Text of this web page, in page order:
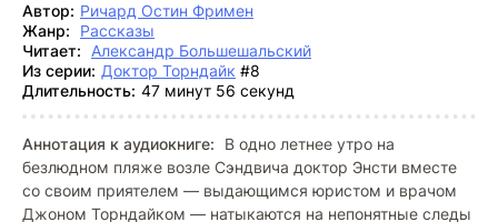
Автор: Ричард Остин Фримен
Жанр:
Рассказы
Читает:
Александр Большешальский
Из серии: Доктор Торндайк #8
Длительность: 47 минут 56 секунд
Аннотация к аудиокниге:
В одно летнее утро на
безлюдном пляже возле Сэндвича доктор Энсти вместе
со своим приятелем — выдающимся юристом и врачом
Джоном Торндайком — натыкаются на непонятные следы